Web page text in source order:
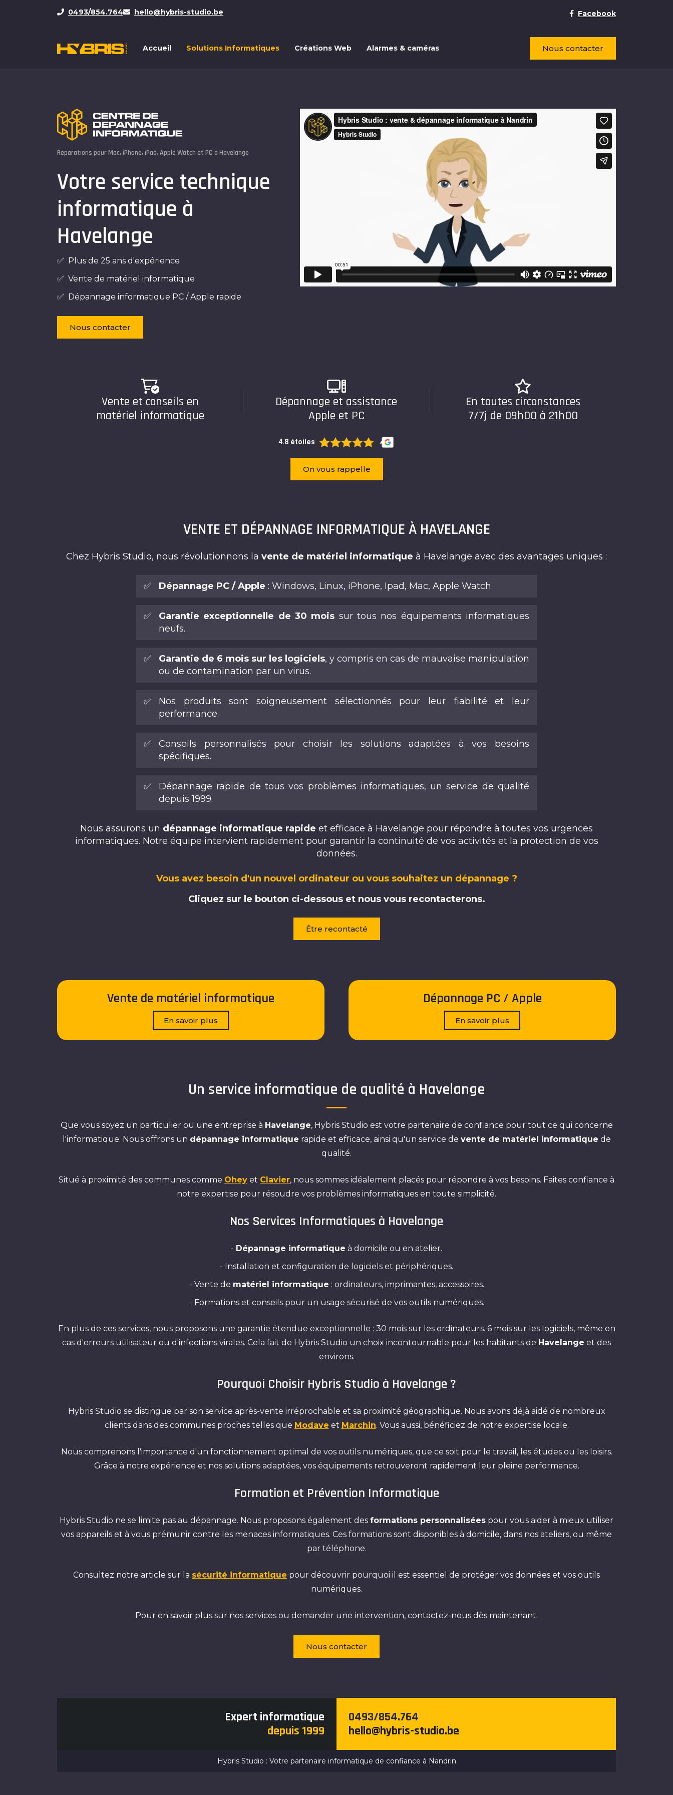
0493/854.764 hello@hybris-studio.be Facebook
Accueil Solutions Informatiques Créations Web Alarmes & caméras Nous contacter
Réparations pour Mac, iPhone, iPad, Apple Watch et PC à Havelange
Votre service technique
informatique à
Havelange
✅ Plus de 25 ans d'expérience
✅ Vente de matériel informatique
✅ Dépannage informatique PC / Apple rapide
Nous contacter
Vente et conseils en
matériel informatique
Dépannage et assistance
Apple et PC
En toutes circonstances
7/7j de 09h00 à 21h00
4.8 étoiles
On vous rappelle
VENTE ET DÉPANNAGE INFORMATIQUE À HAVELANGE
Chez Hybris Studio, nous révolutionnons la vente de matériel informatique à Havelange avec des avantages uniques :
✅ Dépannage PC / Apple : Windows, Linux, iPhone, Ipad, Mac, Apple Watch.
✅ Garantie exceptionnelle de 30 mois sur tous nos équipements informatiques
neufs.
✅ Garantie de 6 mois sur les logiciels, y compris en cas de mauvaise manipulation
ou de contamination par un virus.
✅
Nos produits sont soigneusement sélectionnés pour leur fiabilité et leur
performance.
✅
Conseils personnalisés pour choisir les solutions adaptées à vos besoins
spécifiques.
✅
Dépannage rapide de tous vos problèmes informatiques, un service de qualité
depuis 1999.
Nous assurons un dépannage informatique rapide et efficace à Havelange pour répondre à toutes vos urgences
informatiques. Notre équipe intervient rapidement pour garantir la continuité de vos activités et la protection de vos
données.
Vous avez besoin d'un nouvel ordinateur ou vous souhaitez un dépannage ?
Cliquez sur le bouton ci-dessous et nous vous recontacterons.
Être recontacté
Vente de matériel informatique
En savoir plus
Dépannage PC / Apple
En savoir plus
Un service informatique de qualité à Havelange
Que vous soyez un particulier ou une entreprise à Havelange, Hybris Studio est votre partenaire de confiance pour tout ce qui concerne
l'informatique. Nous offrons un dépannage informatique rapide et efficace, ainsi qu'un service de vente de matériel informatique de
qualité.
Situé à proximité des communes comme Ohey et Clavier, nous sommes idéalement placés pour répondre à vos besoins. Faites confiance à
notre expertise pour résoudre vos problèmes informatiques en toute simplicité.
Nos Services Informatiques à Havelange
- Dépannage informatique à domicile ou en atelier.
- Installation et configuration de logiciels et périphériques.
- Vente de matériel informatique : ordinateurs, imprimantes, accessoires.
- Formations et conseils pour un usage sécurisé de vos outils numériques.
En plus de ces services, nous proposons une garantie étendue exceptionnelle : 30 mois sur les ordinateurs. 6 mois sur les logiciels, même en
cas d'erreurs utilisateur ou d'infections virales. Cela fait de Hybris Studio un choix incontournable pour les habitants de Havelange et des
environs.
Pourquoi Choisir Hybris Studio à Havelange ?
Hybris Studio se distingue par son service après-vente irréprochable et sa proximité géographique. Nous avons déjà aidé de nombreux
clients dans des communes proches telles que Modave et Marchin. Vous aussi, bénéficiez de notre expertise locale.
Nous comprenons l'importance d'un fonctionnement optimal de vos outils numériques, que ce soit pour le travail, les études ou les loisirs.
Grâce à notre expérience et nos solutions adaptées, vos équipements retrouveront rapidement leur pleine performance.
Formation et Prévention Informatique
Hybris Studio ne se limite pas au dépannage. Nous proposons également des formations personnalisées pour vous aider à mieux utiliser
vos appareils et à vous prémunir contre les menaces informatiques. Ces formations sont disponibles à domicile, dans nos ateliers, ou même
par téléphone.
Consultez notre article sur la sécurité informatique pour découvrir pourquoi il est essentiel de protéger vos données et vos outils
numériques.
Pour en savoir plus sur nos services ou demander une intervention, contactez-nous dès maintenant.
Nous contacter
Expert informatique
depuis 1999
0493/854.764
hello@hybris-studio.be
Hybris Studio : Votre partenaire informatique de confiance à Nandrin